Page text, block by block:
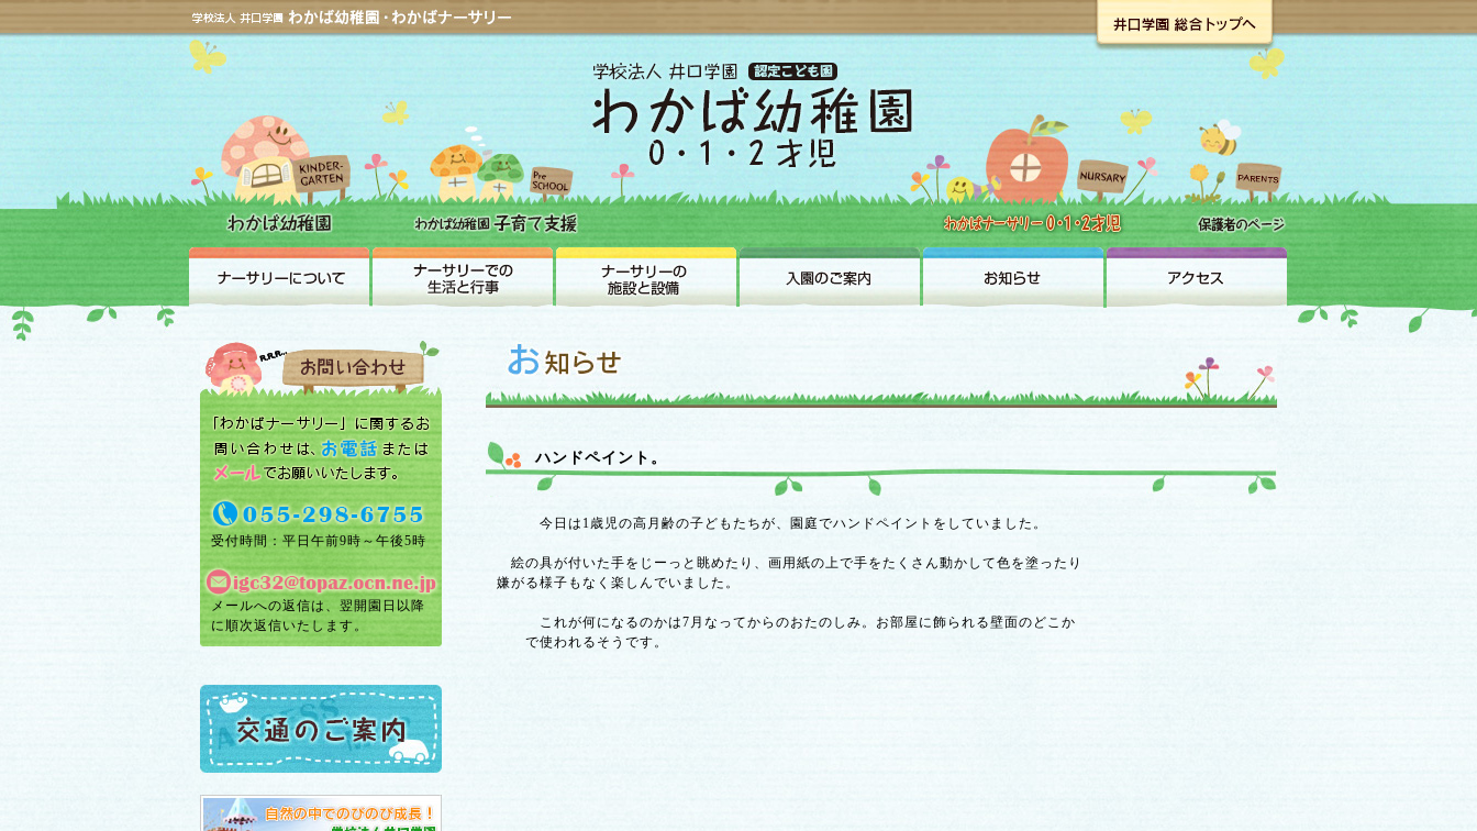
受付時間：平日午前9時～午後5時
メールへの返信は、翌開園日以降
に順次返信いたします。
ハンドペイント。
今日は1歳児の高月齢の子どもたちが、園庭でハンドペイントをしていました。
絵の具が付いた手をじーっと眺めたり、画用紙の上で手をたくさん動かして色を塗ったり
嫌がる様子もなく楽しんでいました。
これが何になるのかは7月なってからのおたのしみ。お部屋に飾られる壁面のどこか
で使われるそうです。